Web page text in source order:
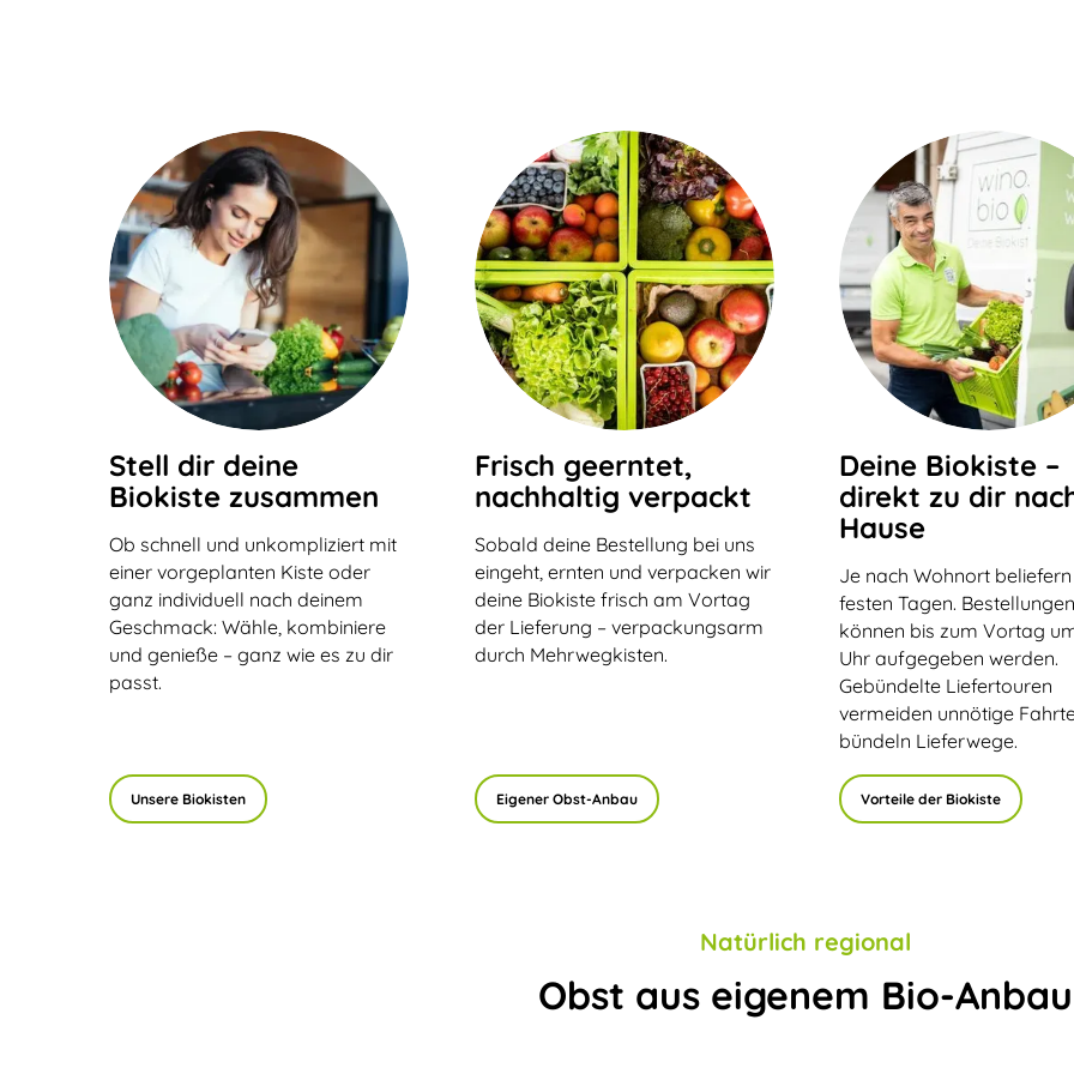
Stell dir deine
Biokiste zusammen
Ob schnell und unkompliziert mit
einer vorgeplanten Kiste oder
ganz individuell nach deinem
Geschmack: Wähle, kombiniere
und genieße – ganz wie es zu dir
passt.
Unsere Biokisten
Frisch geerntet,
nachhaltig verpackt
Sobald deine Bestellung bei uns
eingeht, ernten und verpacken wir
deine Biokiste frisch am Vortag
der Lieferung – verpackungsarm
durch Mehrwegkisten.
Eigener Obst-Anbau
Deine Biokiste –
direkt zu dir
Hause
Je nach Wohnort
festen Tagen. Bestellungen
können bis zum Vortag
Uhr aufgegeben werden.
Gebündelte Liefertouren
vermeiden unnötige
bündeln Lieferwege.
Vorteile der Biokiste
Natürlich regional
Obst aus eigenem Bio-Anbau